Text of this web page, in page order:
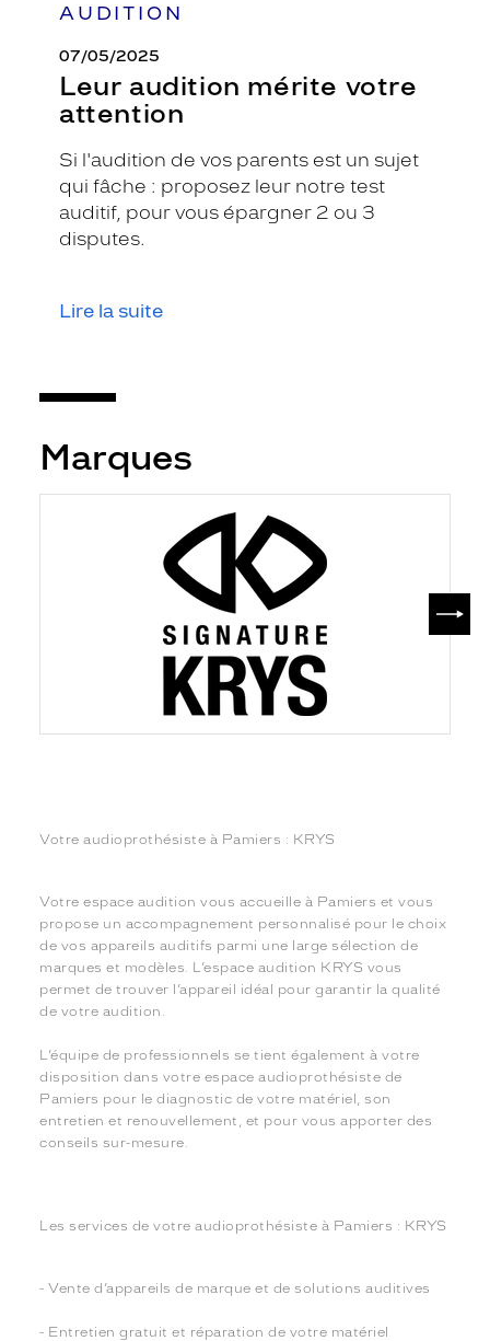
AUDITION
07/05/2025
Leur audition mérite votre
attention
Si l'audition de vos parents est un sujet
qui fâche : proposez leur notre test
auditif, pour vous épargner 2 ou 3
disputes.
Lire la suite
Marques
Votre audioprothésiste à Pamiers : KRYS
Votre espace audition vous accueille à Pamiers et vous
propose un accompagnement personnalisé pour le choix
de vos appareils auditifs parmi une large sélection de
marques et modèles. L’espace audition KRYS vous
permet de trouver l’appareil idéal pour garantir la qualité
de votre audition.
L’équipe de professionnels se tient également à votre
disposition dans votre espace audioprothésiste de
Pamiers pour le diagnostic de votre matériel, son
entretien et renouvellement, et pour vous apporter des
conseils sur-mesure.
Les services de votre audioprothésiste à Pamiers : KRYS
- Vente d’appareils de marque et de solutions auditives
- Entretien gratuit et réparation de votre matériel